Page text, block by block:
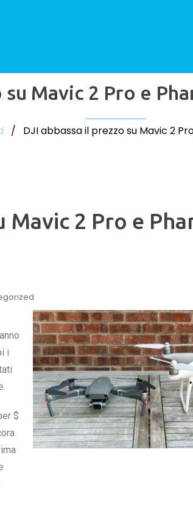
Mavic 2 Pro e
/ DJI abbassa il prezzo su Mavic 2
Mavic 2 Pro e
i
$